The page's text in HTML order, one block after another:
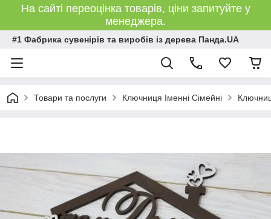
На сайті переоцінка товарів, ціни запитуйте у
менеджера.
#1 Фабрика сувенірів та виробів із дерева Панда.UA
Товари та послуги Ключниця Іменні Сімейні